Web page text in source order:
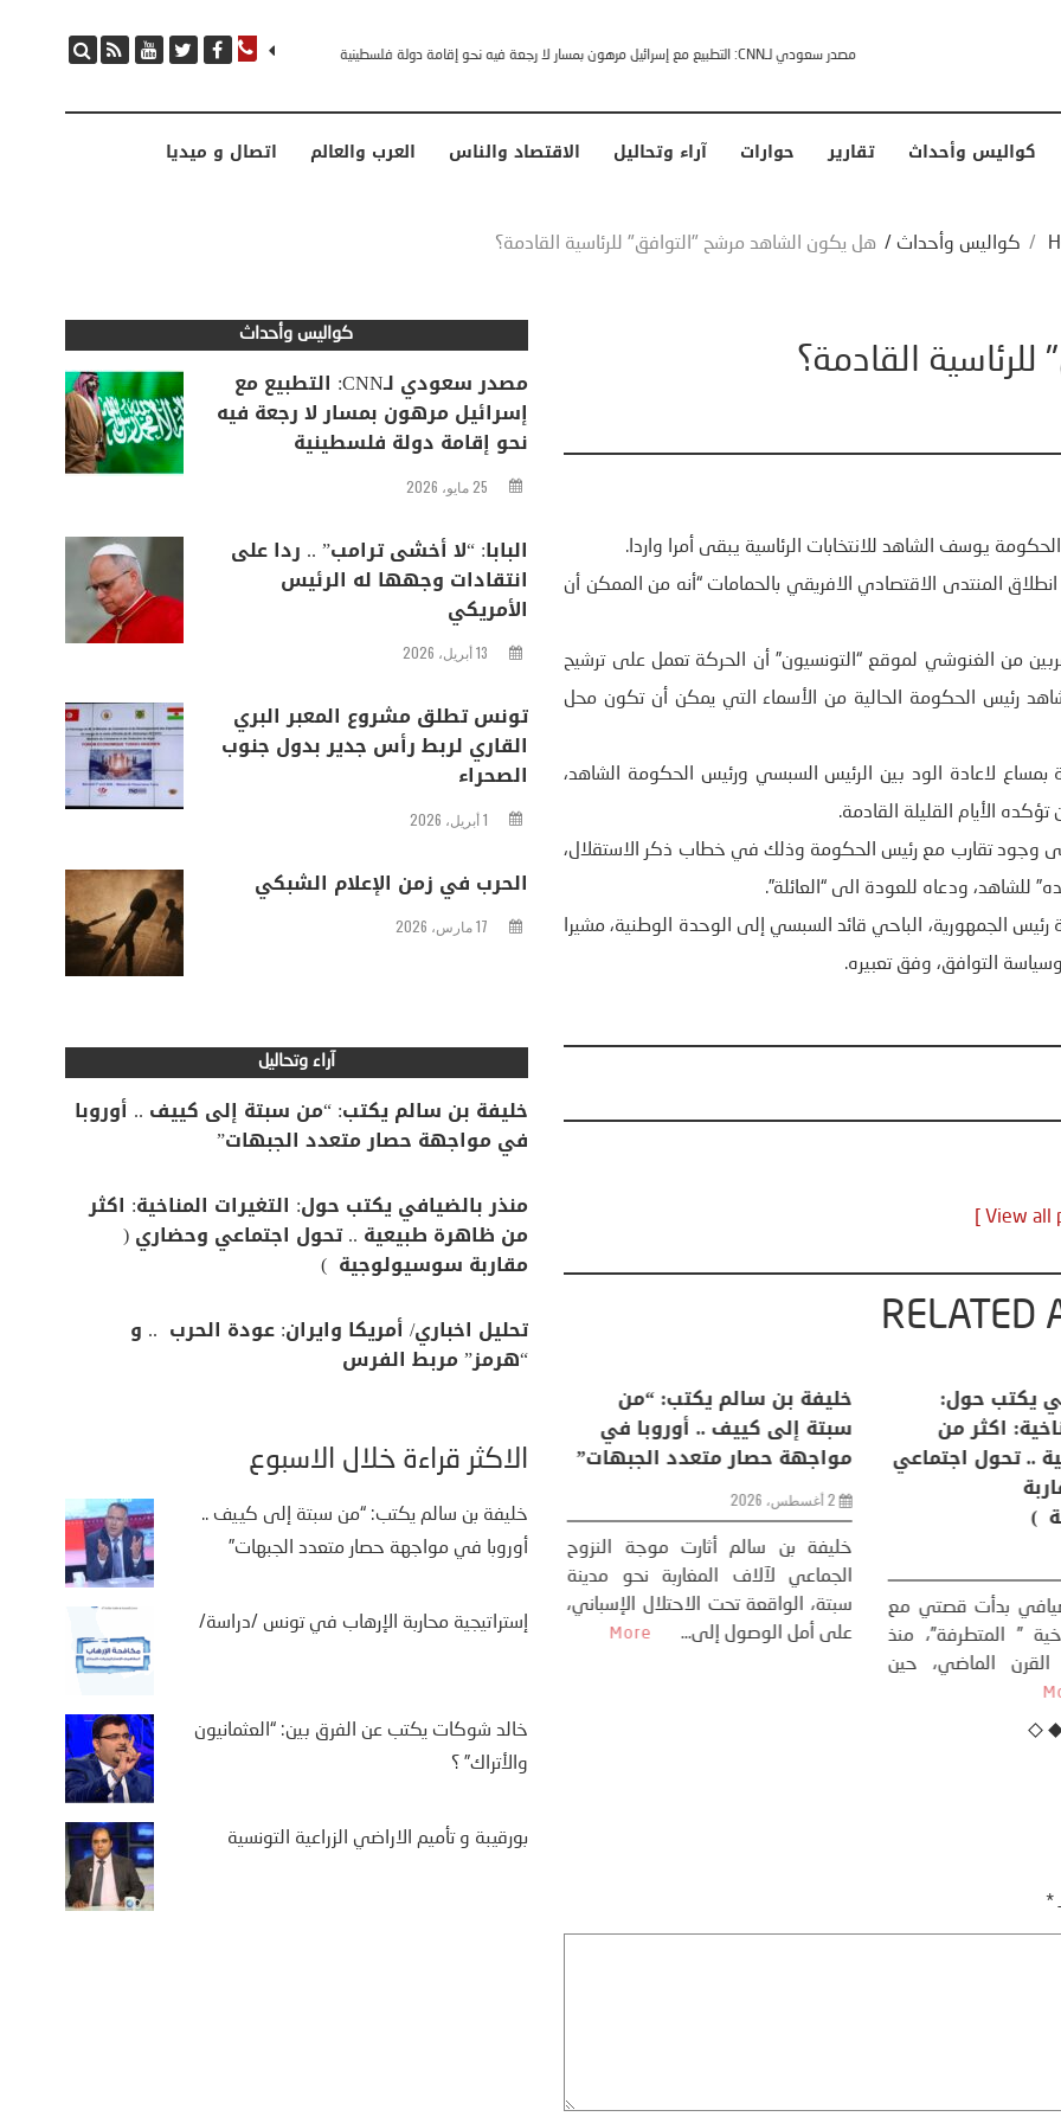
مصدر سعودي لـCNN: التطبيع مع إسرائيل مرهون بمسار لا رجعة فيه نحو إقامة دولة فلسطينية ترامب” .. ردا على انتقادات وجهها له الرئيس الأمريكي
كواليس وأحداث تقارير حوارات آراء وتحاليل الاقتصاد والناس العرب والعالم اتصال و ميديا
/ كواليس وأحداث / هل يكون الشاهد مرشح "التوافق" للرئاسية القادمة؟
القادمة؟
يوسف الشاهد للانتخابات الرئاسية يبقى أمرا واردا.
المنتدى الاقتصادي الافريقي بالحمامات “أنه من الممكن أن
من الغنوشي لموقع “التونسيون” أن الحركة تعمل على ترشيح
رئيس الحكومة الحالية من الأسماء التي يمكن أن تكون محل
لاعادة الود بين الرئيس السبسي ورئيس الحكومة الشاهد،
الأيام القليلة القادمة.
وجود تقارب مع رئيس الحكومة وذلك في خطاب ذكر الاستقلال،
للشاهد، ودعاه للعودة الى “العائلة”.
الجمهورية، الباحي قائد السبسي إلى الوحدة الوطنية، مشيرا
التوافق، وفق تعبيره.
RELATED
مواجهة حصار متعدد الجبهات”
خليفة بن سالم أثارت موجة النزوح
على أمل الوصول إلى...
More
منذر بالضيافي يكتب حول:
التغيرات المناخية: اكثر من
ظاهرة طبيعية .. تحول اجتماعي
وحضاري ( مقاربة
سوسيولوجية )
23 يوليو، 2026
كتب: منذر بالضيافي بدأت قصتي مع
التغييرات المناخية ” المتطرفة”، منذ
الكبرى .. كيف
والعالم؟
** المنعطف
القوة عالميًا، **
تاريخ...
More
*
كواليس وأحداث
مصدر سعودي لـCNN: التطبيع مع
إسرائيل مرهون بمسار لا رجعة فيه
نحو إقامة دولة فلسطينية
25 مايو، 2026
البابا: “لا أخشى ترامب” .. ردا على
انتقادات وجهها له الرئيس
الأمريكي
13 أبريل، 2026
تونس تطلق مشروع المعبر البري
القاري لربط رأس جدير بدول جنوب
الصحراء
1 أبريل، 2026
الحرب في زمن الإعلام الشبكي
17 مارس، 2026
آراء وتحاليل
خليفة بن سالم يكتب: “من سبتة إلى كييف .. أوروبا
في مواجهة حصار متعدد الجبهات”
منذر بالضيافي يكتب حول: التغيرات المناخية: اكثر
من ظاهرة طبيعية .. تحول اجتماعي وحضاري (
مقاربة سوسيولوجية )
تحليل اخباري/ أمريكا وايران: عودة الحرب .. و
“هرمز” مربط الفرس
الأكثر قراءة خلال الأسبوع
خليفة بن سالم يكتب: “من سبتة إلى كييف ..
أوروبا في مواجهة حصار متعدد الجبهات”
إستراتيجية محاربة الإرهاب في تونس /دراسة/
خالد شوكات يكتب عن الفرق بين: “العثمانيون
والأتراك” ؟
بورقيبة و تأميم الاراضي الزراعية التونسية